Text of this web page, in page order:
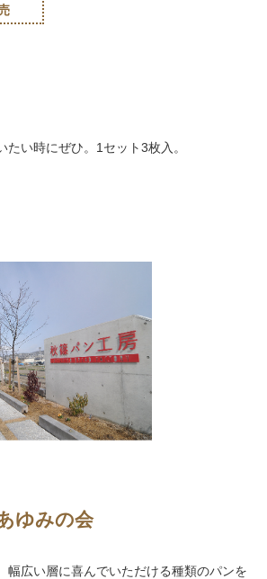
たい時にぜひ。1セット3枚入。
ゆみの会
幅広い層に喜んでいただける種類のパンを